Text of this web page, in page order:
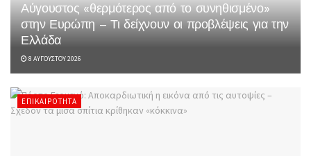
Αύγουστος «θερμότερος από το συνηθισμένο»
στην Ευρώπη – Τι δείχνουν οι προβλέψεις για την
Ελλάδα
8 ΑΥΓΟΎΣΤΟΥ 2026
ΕΠΙΚΑΙΡΌΤΗΤΑ